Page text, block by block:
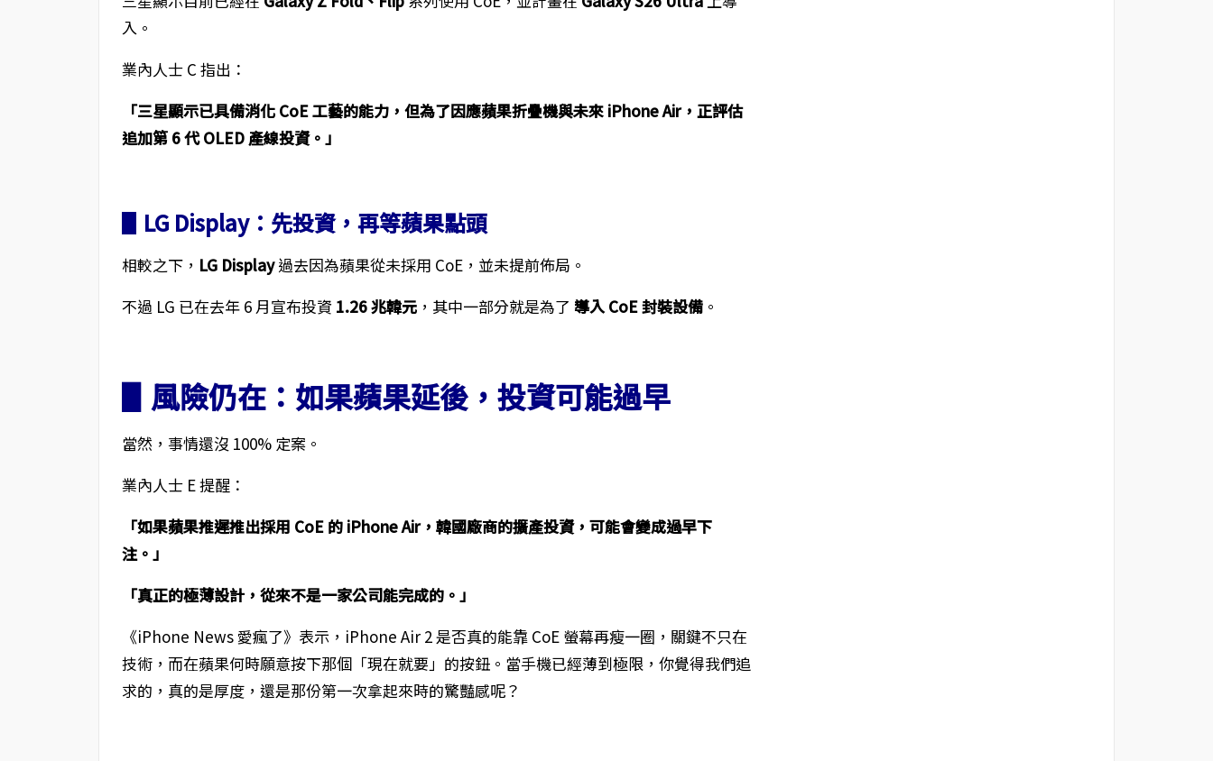
入。
業內人士 C 指出：
「三星顯示已具備消化 CoE 工藝的能力，但為了因應蘋果折疊機與未來 iPhone Air，正評估
追加第 6 代 OLED 產線投資。」
▋LG Display：先投資，再等蘋果點頭
相較之下， LG Display過去因為蘋果從未採用 CoE，並未提前佈局。
不過 LG 已在去年 6 月宣布投資 1.26 兆韓元，其中一部分就是為了 導入 CoE 封裝設備。
▋風險仍在：如果蘋果延後，投資可能過早
當然，事情還沒 100% 定案。
業內人士 E 提醒：
「如果蘋果推遲推出採用 CoE 的 iPhone Air，韓國廠商的擴產投資，可能會變成過早下
注。」
「真正的極薄設計，從來不是一家公司能完成的。」
《iPhone News 愛瘋了》表示，iPhone Air 2 是否真的能靠 CoE 螢幕再瘦一圈，關鍵不只在
技術，而在蘋果何時願意按下那個「現在就要」的按鈕。當手機已經薄到極限，你覺得我們追
求的，真的是厚度，還是那份第一次拿起來時的驚豔感呢？